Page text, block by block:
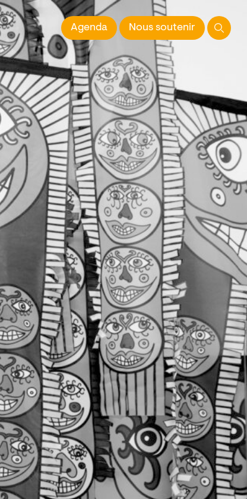
impriméeAgenda Nous soutenir